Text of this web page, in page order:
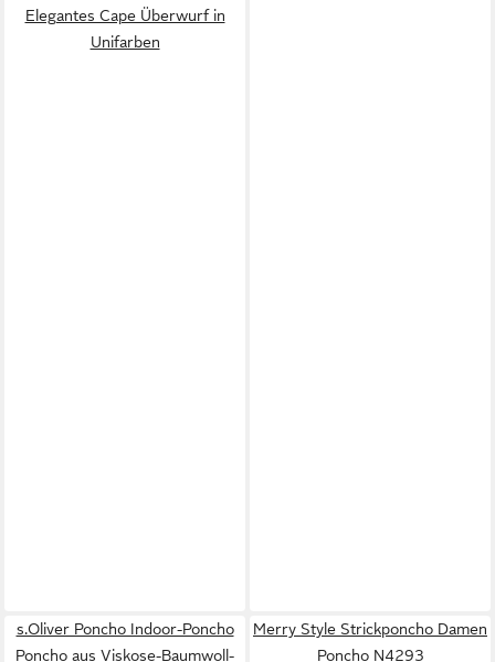
Elegantes Cape Überwurf in
Unifarben
s.Oliver Poncho Indoor-Poncho
Poncho aus Viskose-Baumwoll-
Merry Style Strickponcho Damen
Poncho N4293